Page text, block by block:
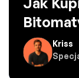
Kriss